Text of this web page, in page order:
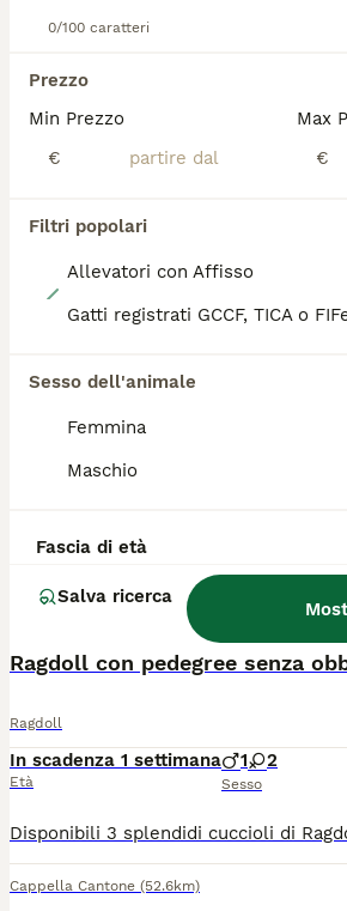
0/100 caratteri
Prezzo
Min Prezzo
€
Max
€
Filtri popolari
Allevatori con Affisso
Gatti registrati GCCF, TICA o
Sesso dell'animale
Femmina
Maschio
Fascia di età
Salva ricerca
ADVANCED
4 settimane 1
Allevatore con Affisso
Ragdoll con pedegree senza
Ragdoll
In scadenza 1 settimana
Età
1 2
Sesso
Cappella Cantone (52.6km)